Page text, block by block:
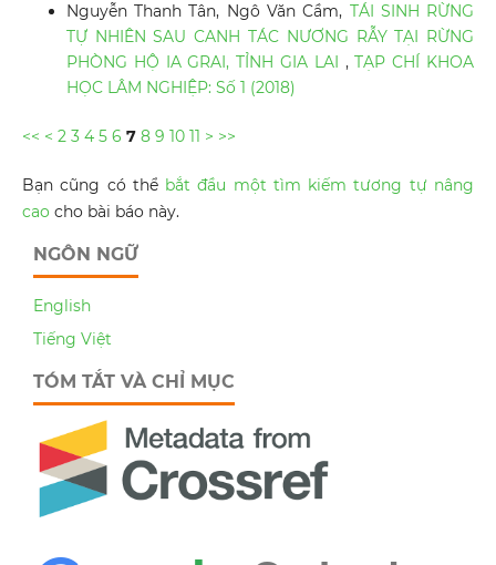
Nguyễn Thanh Tân, Ngô Văn Cầm, TÁI SINH RỪNG
TỰ NHIÊN SAU CANH TÁC NƯƠNG RẪY TẠI RỪNG
PHÒNG HỘ IA GRAI, TỈNH GIA LAI ,TẠP CHÍ KHOA
HỌC LÂM NGHIỆP: Số 1 (2018)
<< < 2 3 4 5 6 7 8 9 10 11 > >>
Bạn cũng có thể bắt đầu một tìm kiếm tương tự nâng
cao cho bài báo này.
NGÔN NGỮ
English
Tiếng Việt
TÓM TẮT VÀ CHỈ MỤC